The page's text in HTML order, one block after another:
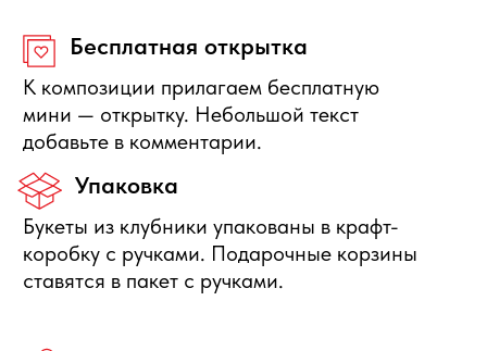
Правила отмены
Бесплатно отменяется заказ за
сутки до начала интервала
доставки, деньги полностью
вернутся.
Если композиция не соответствует по
качеству, то вы можете её вернуть или
получить денежную компенсацию.